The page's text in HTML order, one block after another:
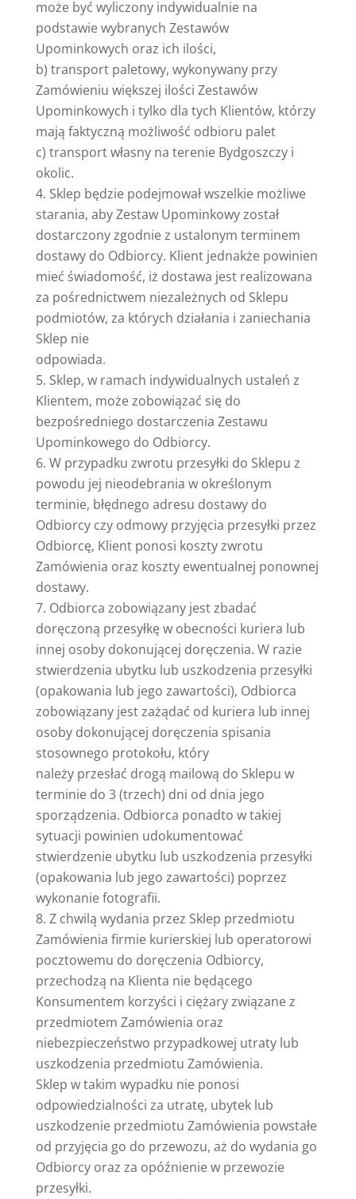
może być wyliczony indywidualnie na
podstawie wybranych Zestawów
Upominkowych oraz ich ilości,
b) transport paletowy, wykonywany przy
Zamówieniu większej ilości Zestawów
Upominkowych i tylko dla tych Klientów, którzy
mają faktyczną możliwość odbioru palet
c) transport własny na terenie Bydgoszczy i
okolic.
Sklep będzie podejmował wszelkie możliwe
starania, aby Zestaw Upominkowy został
dostarczony zgodnie z ustalonym terminem
dostawy do Odbiorcy. Klient jednakże powinien
mieć świadomość, iż dostawa jest realizowana
za pośrednictwem niezależnych od Sklepu
podmiotów, za których działania i zaniechania
Sklep nie
odpowiada.
Sklep, w ramach indywidualnych ustaleń z
Klientem, może zobowiązać się do
bezpośredniego dostarczenia Zestawu
Upominkowego do Odbiorcy.
W przypadku zwrotu przesyłki do Sklepu z
powodu jej nieodebrania w określonym
terminie, błędnego adresu dostawy do
Odbiorcy czy odmowy przyjęcia przesyłki przez
Odbiorcę, Klient ponosi koszty zwrotu
Zamówienia oraz koszty ewentualnej ponownej
dostawy.
Odbiorca zobowiązany jest zbadać
doręczoną przesyłkę w obecności kuriera lub
innej osoby dokonującej doręczenia. W razie
stwierdzenia ubytku lub uszkodzenia przesyłki
(opakowania lub jego zawartości), Odbiorca
zobowiązany jest zażądać od kuriera lub innej
osoby dokonującej doręczenia spisania
stosownego protokołu, który
należy przesłać drogą mailową do Sklepu w
terminie do 3 (trzech) dni od dnia jego
sporządzenia. Odbiorca ponadto w takiej
sytuacji powinien udokumentować
stwierdzenie ubytku lub uszkodzenia przesyłki
(opakowania lub jego zawartości) poprzez
wykonanie fotografii.
Z chwilą wydania przez Sklep przedmiotu
Zamówienia firmie kurierskiej lub operatorowi
pocztowemu do doręczenia Odbiorcy,
przechodzą na Klienta nie będącego
Konsumentem korzyści i ciężary związane z
przedmiotem Zamówienia oraz
niebezpieczeństwo przypadkowej utraty lub
uszkodzenia przedmiotu Zamówienia.
Sklep w takim wypadku nie ponosi
odpowiedzialności za utratę, ubytek lub
uszkodzenie przedmiotu Zamówienia powstałe
od przyjęcia go do przewozu, aż do wydania go
Odbiorcy oraz za opóźnienie w przewozie
przesyłki.